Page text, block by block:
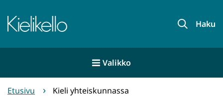
sisältöön
Etusivu Haku
Valikko
Etusivu Kieli yhteiskunnassa